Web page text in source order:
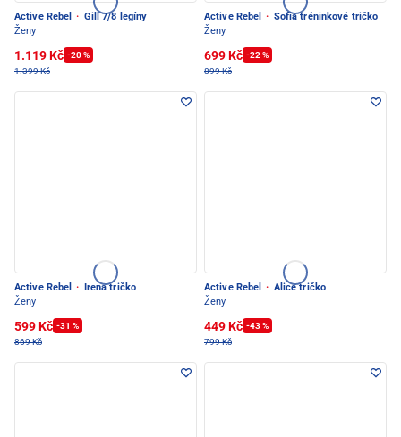
Active Rebel · Gill 7/8 legíny
Ženy
1.119 Kč -20 %
1.399 Kč
Active Rebel · Sofia tréninkové tričko
Ženy
699 Kč -22 %
899 Kč
Active Rebel ·
Irena tričko
Ženy
599 Kč -31 %
869 Kč
Active Rebel · Alice tričko
Ženy
449 Kč -43 %
799 Kč